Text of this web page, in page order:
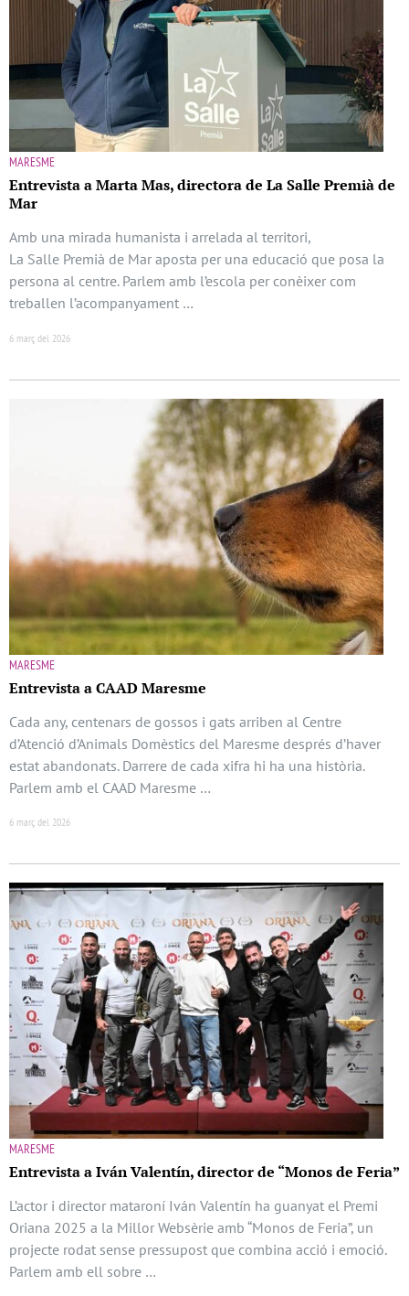
MARESME
Entrevista a Marta Mas, directora de La Salle Premià de
Mar
Amb una mirada humanista i arrelada al territori,
La Salle Premià de Mar aposta per una educació que posa la
persona al centre. Parlem amb l’escola per conèixer com
treballen l’acompanyament …
6 març del 2026
MARESME
Entrevista a CAAD Maresme
Cada any, centenars de gossos i gats arriben al Centre
d’Atenció d’Animals Domèstics del Maresme després d’haver
estat abandonats. Darrere de cada xifra hi ha una història.
Parlem amb el CAAD Maresme …
6 març del 2026
MARESME
Entrevista a Iván Valentín, director de “Monos de Feria”
L’actor i director mataroní Iván Valentín ha guanyat el Premi
Oriana 2025 a la Millor Websèrie amb “Monos de Feria”, un
projecte rodat sense pressupost que combina acció i emoció.
Parlem amb ell sobre …